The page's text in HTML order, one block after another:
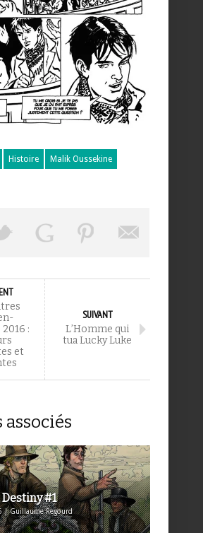
Histoire Malik Oussekine
:
et
SUIVANT
L’Homme qui
tua Lucky Luke
#1
| Guillaume Regourd